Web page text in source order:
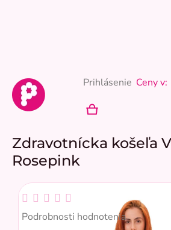
Ceny v:
Prihlásenie
NÁKUPNÝ
Zdravotnícka košeľa
Rosepink
Priemerné
hodnotenie
Podrobnosti hodnotenia